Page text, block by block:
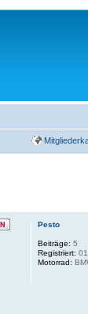
Pesto
Beiträge: 5
Registriert:
Motorrad: